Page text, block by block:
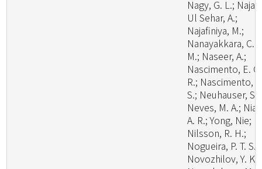
Nagy, G. L.;
Ul Sehar, A.;
Najafiniya, M.;
Nanayakkara, C.
M.; Naseer, A.;
Nascimento, E. C.
R.; Nascimento,
S.; Neuhauser, S.;
Neves, M. A.;
A. R.; Yong, Nie;
Nilsson, R. H.;
Nogueira, P. T. S.;
Novozhilov, Y. K.;